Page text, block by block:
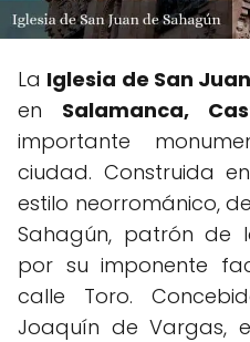
La Iglesia de San
en Salamanca,
importante
ciudad. Construida
estilo neorrománico,
Sahagún, patrón de
por su imponente
calle Toro.
Joaquín de Vargas,